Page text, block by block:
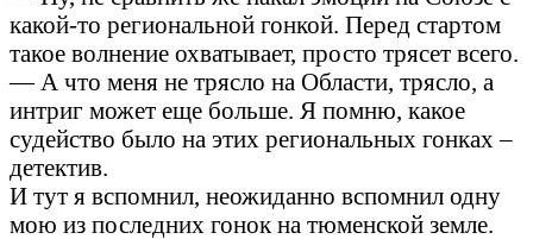
какой-то региональной гонкой. Перед стартом
такое волнение охватывает, просто трясет всего.
— А что меня не трясло на Области, трясло, а
интриг может еще больше. Я помню, какое
судейство было на этих региональных гонках –
детектив.
И тут я вспомнил, неожиданно вспомнил одну
мою из последних гонок на тюменской земле.